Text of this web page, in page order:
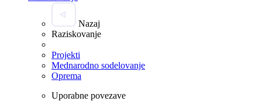
Nazaj
Raziskovanje
Projekti
Mednarodno sodelovanje
Oprema
Uporabne povezave